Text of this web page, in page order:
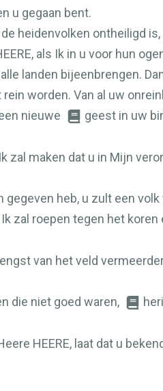
u gegaan bent.
heidenvolken ontheiligd
, als Ik in u voor hun
landen bijeenbrengen.
worden. Van al uw
nieuwe
geest in uw
zal maken dat u in Mijn
heb, u zult een
zal roepen tegen het
van het veld
die niet goed waren,
HEERE, laat dat u